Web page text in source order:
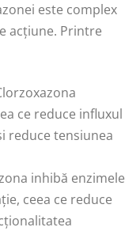
este complex
acțiune. Printre
ce reduce influxul
reduce tensiunea
inhibă enzimele
ceea ce reduce